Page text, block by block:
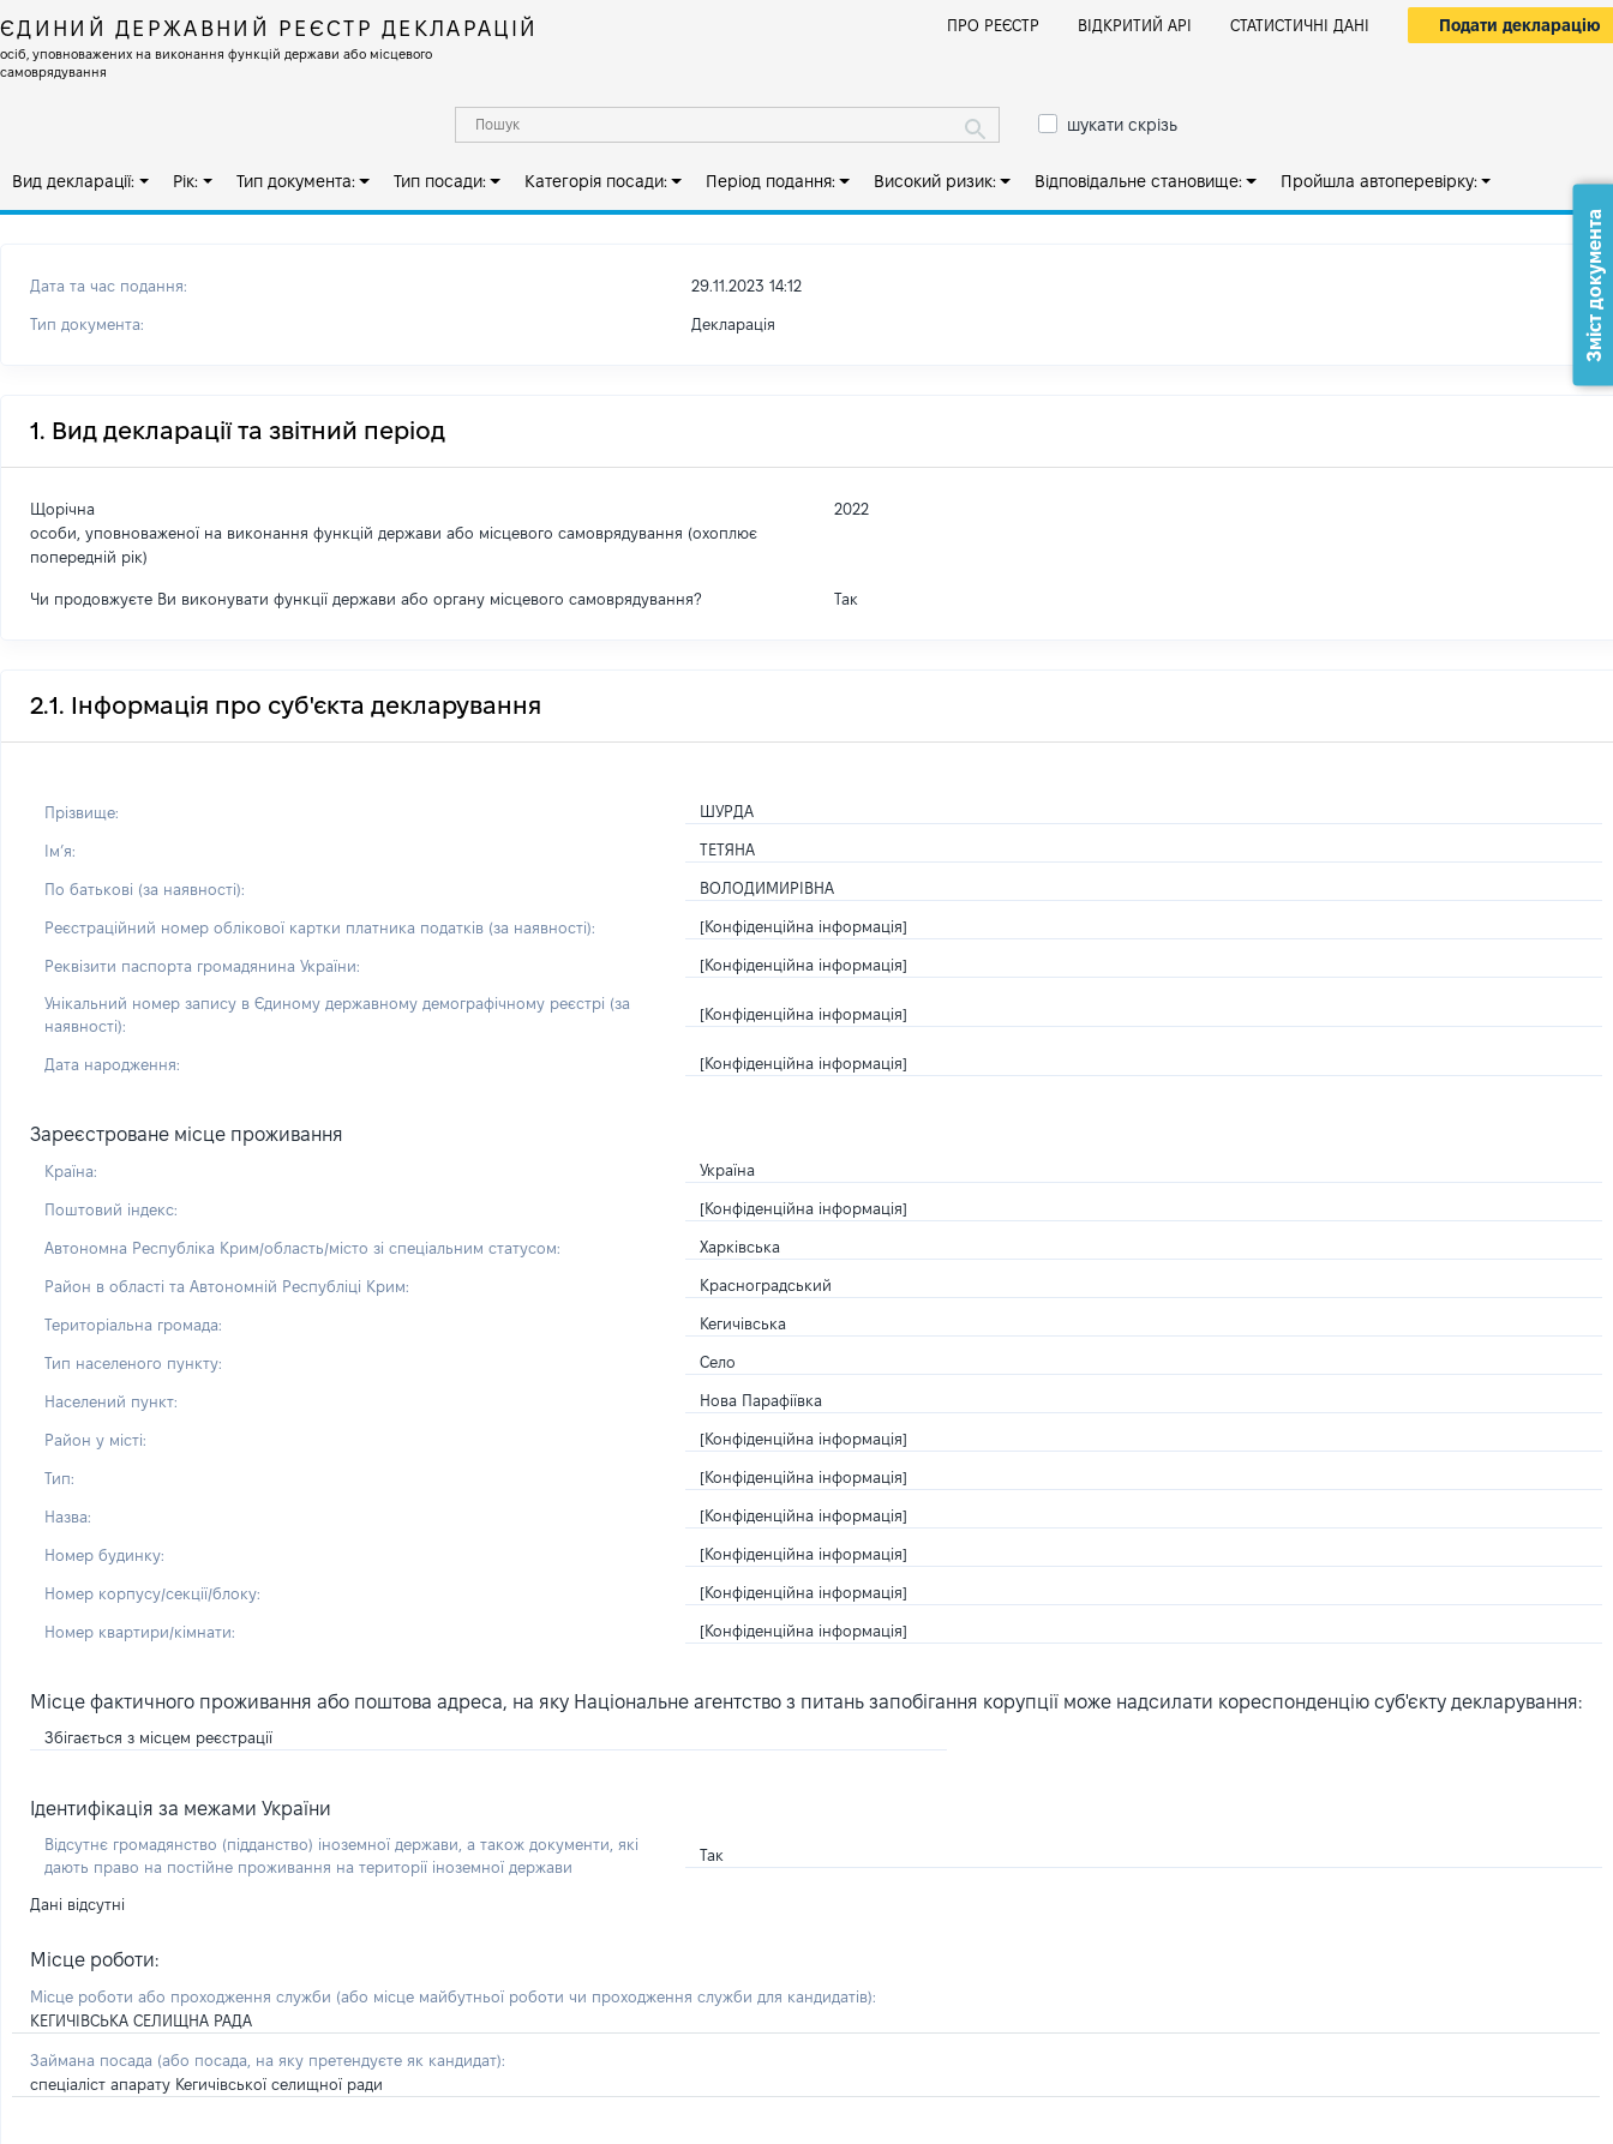
ЄДИНИЙ ДЕРЖАВНИЙ РЕЄСТР ДЕКЛАРАЦІЙ
осіб, уповноважених на виконання функцій держави або місцевого
самоврядування
ПРО РЕЄСТР ВІДКРИТИЙ АРІ СТАТИСТИЧНІ ДАНІ Подати декларацію
шукати скрізь
Вид декларації: Рік: Тип документа: Тип посади: Категорія посади: Період подання: Високий ризик: Відповідальне становище: Пройшла автоперевірку:
Дата та час подання: 29.11.2023 14:12
Тип документа: Декларація
1. Вид декларації та звітний період
Щорічна
особи, уповноваженої на виконання функцій держави або місцевого самоврядування (охоплює
попередній рік)
2022
Чи продовжуєте Ви виконувати функції держави або органу місцевого самоврядування? Так
2.1. Інформація про суб'єкта декларування
Прізвище: ШУРДА
Імʼя: ТЕТЯНА
По батькові (за наявності): ВОЛОДИМИРІВНА
Реєстраційний номер облікової картки платника податків (за наявності): [Конфіденційна інформація]
Реквізити паспорта громадянина України: [Конфіденційна інформація]
Унікальний номер запису в Єдиному державному демографічному реєстрі (за
наявності):
[Конфіденційна інформація]
Дата народження: [Конфіденційна інформація]
Зареєстроване місце проживання
Країна: Україна
Поштовий індекс: [Конфіденційна інформація]
Автономна Республіка Крим/область/місто зі спеціальним статусом: Харківська
Район в області та Автономній Республіці Крим: Красноградський
Територіальна громада: Кегичівська
Тип населеного пункту: Село
Населений пункт: Нова Парафіївка
Район у місті: [Конфіденційна інформація]
Тип: [Конфіденційна інформація]
Назва: [Конфіденційна інформація]
Номер будинку: [Конфіденційна інформація]
Номер корпусу/секції/блоку: [Конфіденційна інформація]
Номер квартири/кімнати: [Конфіденційна інформація]
Місце фактичного проживання або поштова адреса, на яку Національне агентство з питань запобігання корупції може надсилати кореспонденцію суб'єкту декларування:
Збігається з місцем реєстрації
Ідентифікація за межами України
Відсутнє громадянство (підданство) іноземної держави, а також документи, які
дають право на постійне проживання на території іноземної держави
Так
Дані відсутні
Місце роботи:
Місце роботи або проходження служби (або місце майбутньої роботи чи проходження служби для кандидатів):
КЕГИЧІВСЬКА СЕЛИЩНА РАДА
Займана посада (або посада, на яку претендуєте як кандидат):
спеціаліст апарату Кегичівської селищної ради
Зміст документа